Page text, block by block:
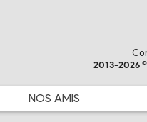
2013-2026
NOS AMIS